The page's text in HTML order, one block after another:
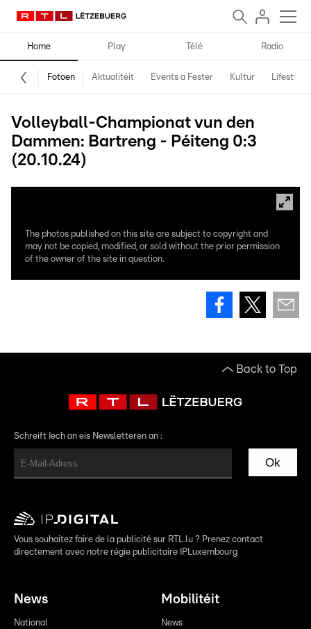
Home Play Télé Radio
Fotoen Aktualitéit Events a Fester Kultur Lifestyle
Volleyball-Championat vun den
Dammen: Bartreng - Péiteng 0:3
(20.10.24)
The photos published on this site are subject to copyright and
may not be copied, modified, or sold without the prior permission
of the owner of the site in question.
Back to Top
Schreift Iech an eis Newsletteren an :
Ok
Vous souhaitez faire de la publicité sur RTL.lu ? Prenez contact
directement avec notre régie publicitaire IPLuxembourg
News
National
Mobilitéit
News